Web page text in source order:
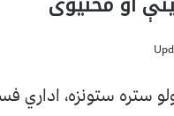
ستره ستونزه،